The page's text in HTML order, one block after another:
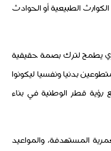
الطبيعية أو الحوادث
يطمح لترك بصمة حقيقية
بدنيا ونفسيا ليكونوا
قطر الوطنية في بناء
المستهدفة، والمواعيد